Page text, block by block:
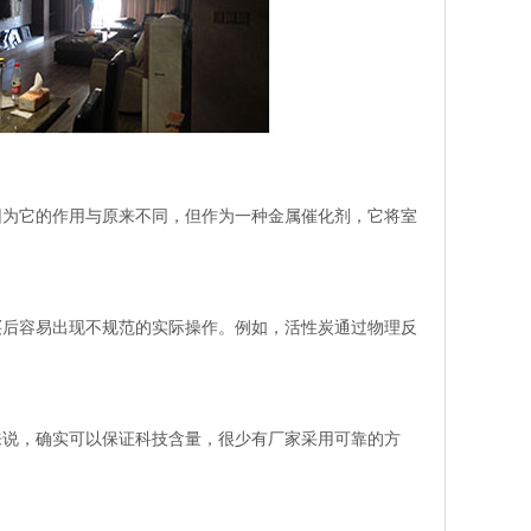
它的作用与原来不同，但作为一种金属催化剂，它将室
容易出现不规范的实际操作。例如，活性炭通过物理反
，确实可以保证科技含量，很少有厂家采用可靠的方